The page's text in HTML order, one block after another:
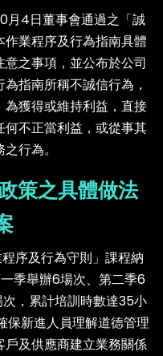
月4日董事會通過之「誠
業程序及行為指南具體
之事項，並公布於公司
指南所稱不誠信行為，
獲得或維持利益，直接
不正當利益，或從事其
行為。
策之具體做法
序及行為守則」課程納
季舉辦6場次、第二季6
，累計培訓時數達35小
保新進人員理解道德管理
及供應商建立業務關係